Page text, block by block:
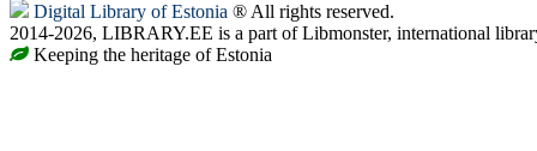
Digital Library of Estonia ® All rights reserved.
2014-2026, LIBRARY.EE is a part of Libmonster, international
Keeping the heritage of Estonia